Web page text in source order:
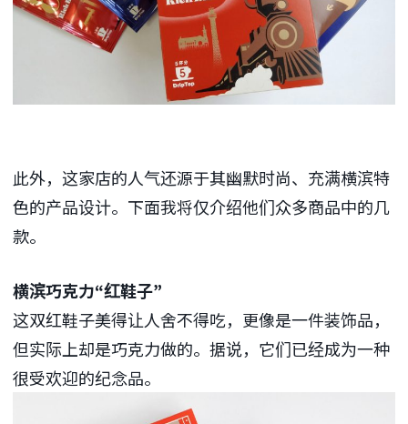
此外，这家店的人气还源于其幽默时尚、充满横滨特
色的产品设计。下面我将仅介绍他们众多商品中的几
款。
横滨巧克力“红鞋子”
这双红鞋子美得让人舍不得吃，更像是一件装饰品，
但实际上却是巧克力做的。据说，它们已经成为一种
很受欢迎的纪念品。